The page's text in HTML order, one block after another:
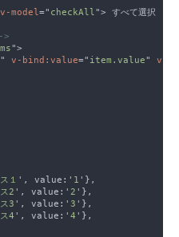
v-model=" checkAll
" v-bind:value=" item.value" v-
１ ', value:' 1
2 ', value:' 2
3 ', value:' 3
4 ', value:' 4